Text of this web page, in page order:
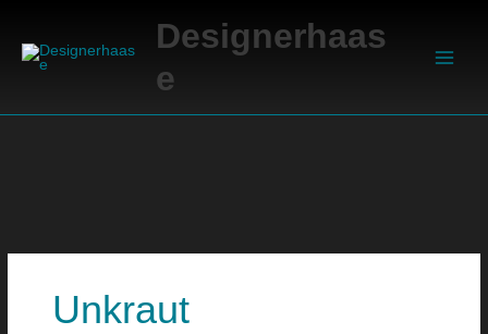
springen
Designerhaas
e
Unkraut